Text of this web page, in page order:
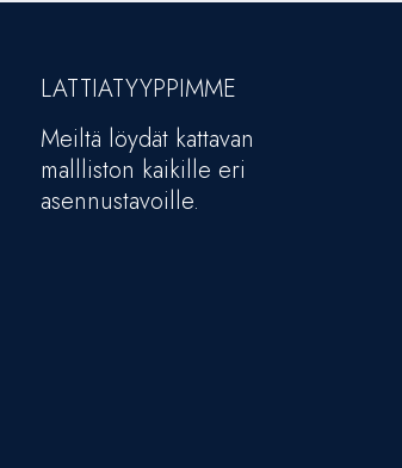
LATTIATYYPPIMME
Meiltä löydät kattavan
mallliston kaikille eri
asennustavoille.